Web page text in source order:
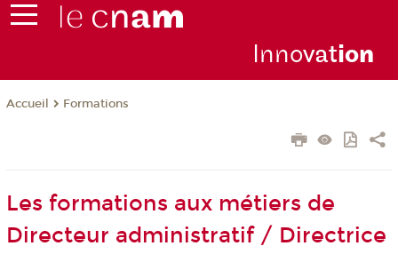
Innovation
Accueil Formations
Les formations aux métiers de
Directeur administratif / Directrice